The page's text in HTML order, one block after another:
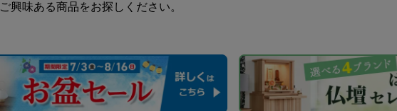
ご興味ある商品をお探しください。